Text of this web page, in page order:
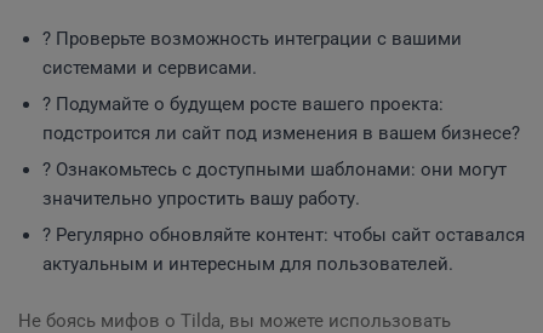
? Проверьте возможность интеграции с вашими
системами и сервисами.
? Подумайте о будущем росте вашего проекта:
подстроится ли сайт под изменения в вашем бизнесе?
? Ознакомьтесь с доступными шаблонами: они могут
значительно упростить вашу работу.
? Регулярно обновляйте контент: чтобы сайт оставался
актуальным и интересным для пользователей.
Не боясь мифов о Tilda, вы можете использовать